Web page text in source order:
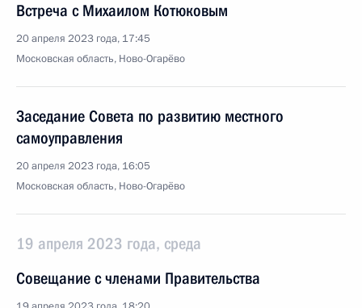
Встреча с Михаилом Котюковым
20 апреля 2023 года, 17:45
Московская область, Ново-Огарёво
Заседание Совета по развитию местного
самоуправления
20 апреля 2023 года, 16:05
Московская область, Ново-Огарёво
19 апреля 2023 года, среда
Совещание с членами Правительства